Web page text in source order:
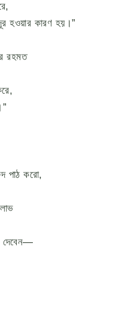
হওয়ার কারণ হয়।”
রহমত
পাঠ করো,
দেবেন—